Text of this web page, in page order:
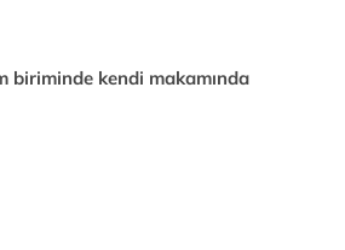
biriminde kendi makamında